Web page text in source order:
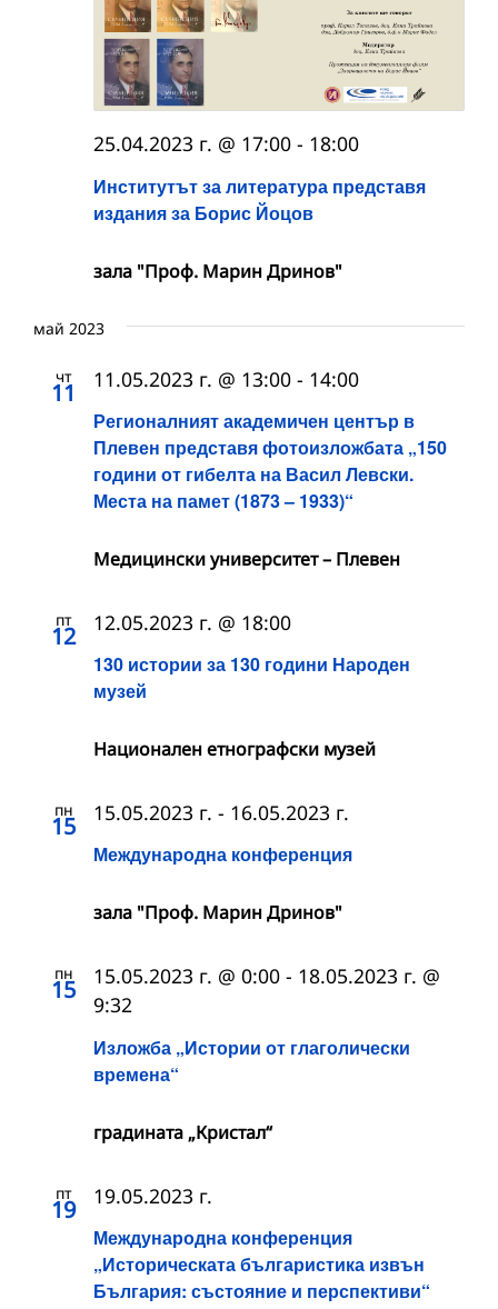
Институтът за литература представя
издания за Борис Йоцов
25.04.2023 г. @ 17:00 - 18:00
зала "Проф. Марин Дринов"
май 2023
чт
11
Регионалният академичен център в
Плевен представя фотоизложбата „150
години от гибелта на Васил Левски.
Места на памет (1873 – 1933)“
11.05.2023 г. @ 13:00 - 14:00
Медицински университет – Плевен
пт
12
130 истории за 130 години Народен
музей
12.05.2023 г. @ 18:00
Националeн етнографски музей
пн
15
Международна конференция
15.05.2023 г. - 16.05.2023 г.
зала "Проф. Марин Дринов"
пн
15
Изложба „Истории от глаголически
времена“
15.05.2023 г. @ 0:00 - 18.05.2023 г. @
9:32
градината „Кристал“
пт
19
Международна конференция
„Историческата българистика извън
България: състояние и перспективи“
19.05.2023 г.